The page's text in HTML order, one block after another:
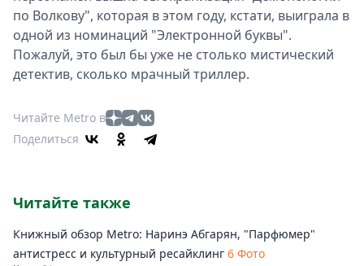
по Волкову", которая в этом году, кстати, выиграла в
одной из номинаций "Электронной буквы".
Пожалуй, это был бы уже не столько мистический
детектив, сколько мрачный триллер.
Читайте Metro в
Поделиться
Читайте также
Книжный обзор Metro: Наринэ Абгарян, "Парфюмер"
антистресс и культурный ресайклинг 6 Фото